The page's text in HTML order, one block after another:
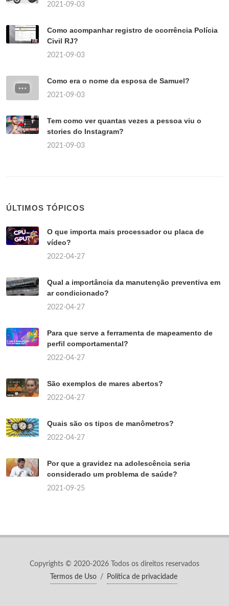
2021-09-03
Como acompanhar registro de ocorrência Polícia
Civil RJ?
2021-09-03
Como era o nome da esposa de Samuel?
2021-09-03
Tem como ver quantas vezes a pessoa viu o
stories do Instagram?
2021-09-03
ÚLTIMOS TÓPICOS
O que importa mais processador ou placa de
vídeo?
2022-04-27
Qual a importância da manutenção preventiva em
ar condicionado?
2022-04-27
Para que serve a ferramenta de mapeamento de
perfil comportamental?
2022-04-27
São exemplos de mares abertos?
2022-04-27
Quais são os tipos de manômetros?
2022-04-27
Por que a gravidez na adolescência seria
considerado um problema de saúde?
2021-09-25
Copyrights © 2020-2026 Todos os direitos reservados
Termos de Uso / Política de privacidade